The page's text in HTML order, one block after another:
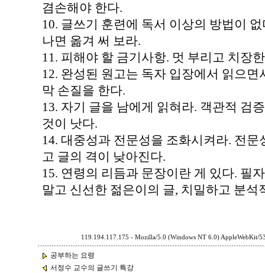
겸손해야 한다.
10. 글쓰기 훈련에 독서 이상의 방법이
나면 옮겨 써 보라.
11. 피해야 할 금기사항. 멋 부리고 치장
12. 완성된 원고는 독자 입장에서 읽으
막 손질을 한다.
13. 자기 글을 남에게 읽혀라. 객관적 검
것이 낫다.
14. 대중성과 전문성을 조화시켜라. 전
고 글의 격이 낮아진다.
15. 연령의 리듬과 문장이란 게 있다. 필
말고 신선한 젊은이의 글, 치밀하고 분석
119.194.117.175 - Mozilla/5.0 (Windows NT 6.0) AppleWebKit/
공부하는 요령
서정수 교수의 글쓰기 특강